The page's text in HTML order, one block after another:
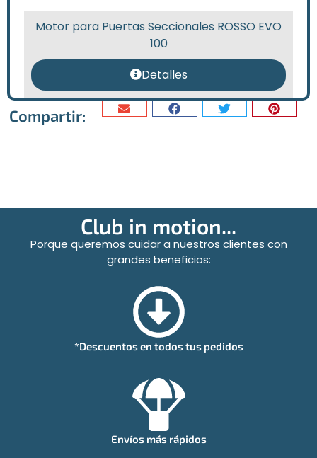
Motor para Puertas Seccionales ROSSO EVO
100
Detalles
Compartir:
Club in motion...
Porque queremos cuidar a nuestros clientes con
grandes beneficios:
*Descuentos en todos tus pedidos
Envíos más rápidos